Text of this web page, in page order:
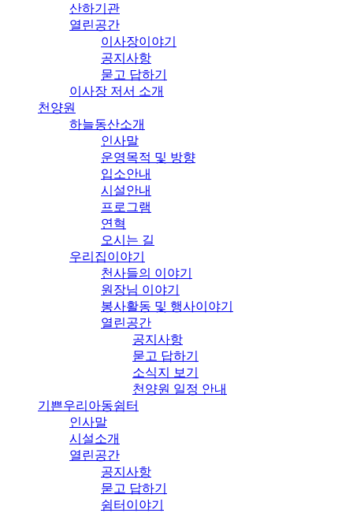
산하기관
열린공간
이사장이야기
공지사항
묻고 답하기
이사장 저서 소개
천양원
하늘동산소개
인사말
운영목적 및 방향
입소안내
시설안내
프로그램
연혁
오시는 길
우리집이야기
천사들의 이야기
원장님 이야기
봉사활동 및 행사이야기
열린공간
공지사항
묻고 답하기
소식지 보기
천양원 일정 안내
기쁜우리아동쉼터
인사말
시설소개
열린공간
공지사항
묻고 답하기
쉼터이야기